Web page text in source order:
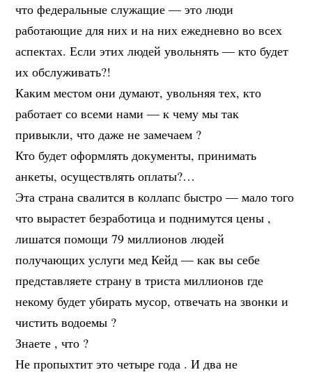
что федеральные служащие — это люди
работающие для них и на них ежедневно во всех
аспектах. Если этих людей увольнять — кто будет
их обслуживать?!
Каким местом они думают, увольняя тех, кто
работает со всеми нами — к чему мы так
привыкли, что даже не замечаем ?
Кто будет оформлять документы, принимать
анкеты, осуществлять оплаты?…
Эта страна свалится в коллапс быстро — мало того
что вырастет безработица и поднимутся цены ,
лишатся помощи 79 миллионов людей
получающих услуги мед Кейд — как вы себе
представляете страну в триста миллионов где
некому будет убирать мусор, отвечать на звонки и
чистить водоемы ?
Знаете , что ?
Не пропыхтит это четыре года . И два не